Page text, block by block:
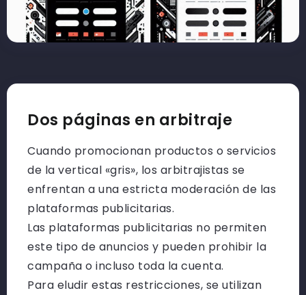
Dos páginas en arbitraje
Cuando promocionan productos o servicios
de la vertical «gris», los arbitrajistas se
enfrentan a una estricta moderación de las
plataformas publicitarias.
Las plataformas publicitarias no permiten
este tipo de anuncios y pueden prohibir la
campaña o incluso toda la cuenta.
Para eludir estas restricciones, se utilizan